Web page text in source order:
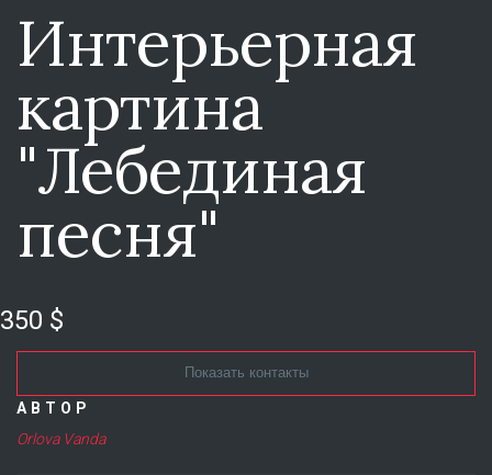
Интерьерная
картина
"Лебединая
песня"
350 $
Показать контакты
АВТОР
Orlova Vanda